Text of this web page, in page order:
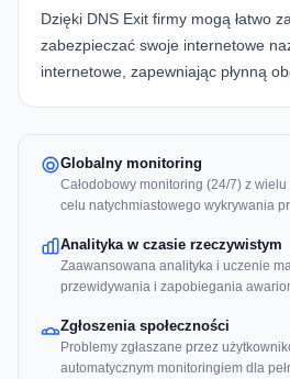
Dzięki DNS Exit firmy mogą łatwo
zabezpieczać swoje internetowe
internetowe, zapewniając płynną
Globalny monitoring
Całodobowy monitoring (24/7) z
celu natychmiastowego wykrywania
Analityka w czasie rzeczywistym
Zaawansowana analityka i uczenie
przewidywania i zapobiegania
Zgłoszenia społeczności
Problemy zgłaszane przez
automatycznym monitoringiem dla